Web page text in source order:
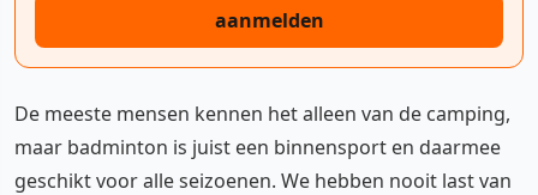
aanmelden
De meeste mensen kennen het alleen van de camping,
maar badminton is juist een binnensport en daarmee
geschikt voor alle seizoenen. We hebben nooit last van